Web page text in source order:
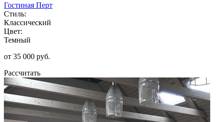
Гостиная Перт
Стиль:
Классический
Цвет:
Темный
от 35 000 руб.
Рассчитать